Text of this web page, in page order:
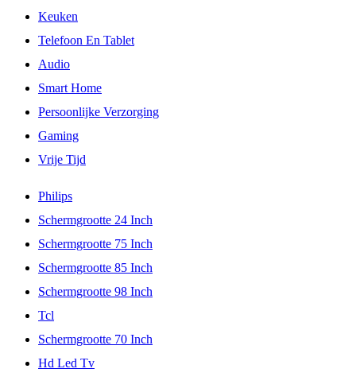
Keuken
Telefoon En Tablet
Audio
Smart Home
Persoonlijke Verzorging
Gaming
Vrije Tijd
Philips
Schermgrootte 24 Inch
Schermgrootte 75 Inch
Schermgrootte 85 Inch
Schermgrootte 98 Inch
Tcl
Schermgrootte 70 Inch
Hd Led Tv